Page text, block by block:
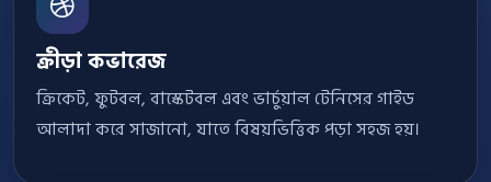
ক্রীড়া কভারেজ
ক্রিকেট, ফুটবল, বাস্কেটবল এবং ভার্চুয়াল টেনিসের গাইড
আলাদা করে সাজানো, যাতে বিষয়ভিত্তিক পড়া সহজ হয়।